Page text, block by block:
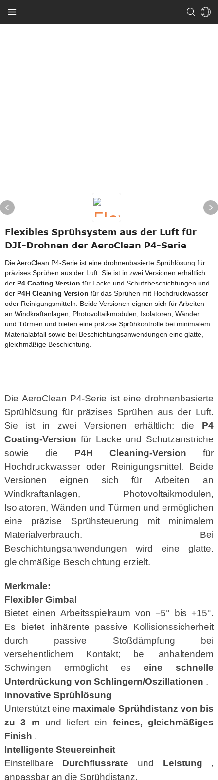
Flexibles Sprühsystem aus der Luft für
DJI-Drohnen der AeroClean P4-Serie
Die AeroClean P4-Serie ist eine drohnenbasierte Sprühlösung für
präzises Sprühen aus der Luft. Sie ist in zwei Versionen erhältlich:
der P4 Coating Version für Lacke und Schutzbeschichtungen und
der P4H Cleaning Version für das Sprühen mit Hochdruckwasser
oder Reinigungsmitteln. Beide Versionen eignen sich für Arbeiten
an Windkraftanlagen, Photovoltaikmodulen, Isolatoren, Wänden
und Türmen und bieten eine präzise Sprühkontrolle bei minimalem
Materialabfall sowie bei Beschichtungsanwendungen eine glatte,
gleichmäßige Beschichtung.
Die AeroClean P4-Serie ist eine drohnenbasierte
Sprühlösung für präzises Sprühen aus der Luft.
Sie ist in zwei Versionen erhältlich: die P4
Coating-Version für Lacke und Schutzanstriche
sowie die P4H Cleaning-Version für
Hochdruckwasser oder Reinigungsmittel. Beide
Versionen eignen sich für Arbeiten an
Windkraftanlagen, Photovoltaikmodulen,
Isolatoren, Wänden und Türmen und ermöglichen
eine präzise Sprühsteuerung mit minimalem
Materialverbrauch. Bei
Beschichtungsanwendungen wird eine glatte,
gleichmäßige Beschichtung erzielt.
Merkmale:
Flexibler Gimbal
Bietet einen Arbeitsspielraum von −5° bis +15°.
Es bietet inhärente passive Kollisionssicherheit
durch passive Stoßdämpfung bei
versehentlichem Kontakt; bei anhaltendem
Schwingen ermöglicht eseine schnelle
Unterdrückung von Schlingern/Oszillationen .
Innovative Sprühlösung
Unterstützt eine maximale Sprühdistanz von bis
zu 3 m und liefert ein feines, gleichmäßiges
Finish .
Intelligente Steuereinheit
Einstellbare Durchflussrate und Leistung ,
anpassbar an die Sprühdistanz.